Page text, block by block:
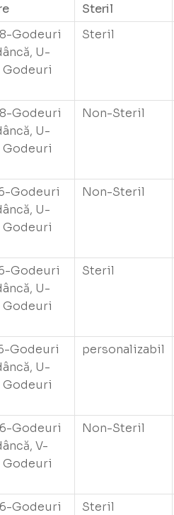
Steril
Godeuri
U-
Godeuri
Steril
Godeuri
U-
Godeuri
Non-Steril
Godeuri
U-
Godeuri
Non-Steril
Godeuri
U-
Godeuri
Steril
Godeuri
U-
Godeuri
personalizabil
Godeuri
V-
Godeuri
Non-Steril
Godeuri
Steril